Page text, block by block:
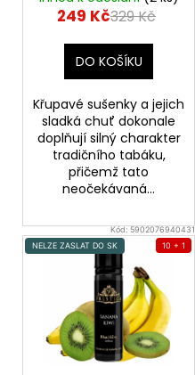
249 Kč329 Kč
DO KOŠÍKU
Křupavé sušenky a jejich
sladká chuť dokonale
doplňují silný charakter
tradičního tabáku,
přičemž tato
neočekávaná...
Kód: 5902076940431
NELZE ZASLAT DO SK
10 + 1